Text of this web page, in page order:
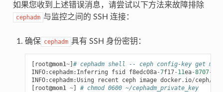
如果您收到上述错误消息，请尝试以下方法来故障排除
cephadm 与监控之间的 SSH 连接：
确保 cephadm 具有 SSH 身份密钥：
[ root@mon1~] # cephadm shell -- ceph config-key get mgr/
INFO: cephadm: Inferring fsid f8edc08a-7f17- 11ea-8707-
INFO: cephadm:Using recent ceph image docker. io/ceph/
[ root@mon1 ~] # chmod 0600 ~/cephadm_private_key